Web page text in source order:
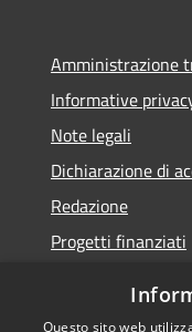
Amministrazione
Informative
Note legali
Dichiarazione di
Redazione
Progetti finanziati
Questo sito web